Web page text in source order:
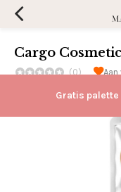
Gratis palette
Cargo
(0)